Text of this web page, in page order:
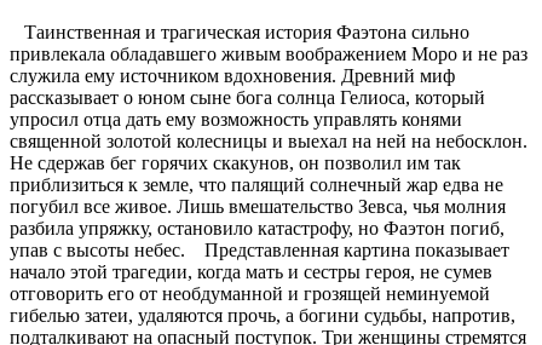
Таинственная и трагическая история Фаэтона сильно
привлекала обладавшего живым воображением Моро и не раз
служила ему источником вдохновения. Древний миф
рассказывает о юном сыне бога солнца Гелиоса, который
упросил отца дать ему возможность управлять конями
священной золотой колесницы и выехал на ней на небосклон.
Не сдержав бег горячих скакунов, он позволил им так
приблизиться к земле, что палящий солнечный жар едва не
погубил все живое. Лишь вмешательство Зевса, чья молния
разбила упряжку, остановило катастрофу, но Фаэтон погиб,
упав с высоты небес. Представленная картина показывает
начало этой трагедии, когда мать и сестры героя, не сумев
отговорить его от необдуманной и грозящей неминуемой
гибелью затеи, удаляются прочь, а богини судьбы, напротив,
подталкивают на опасный поступок. Три женщины стремятся